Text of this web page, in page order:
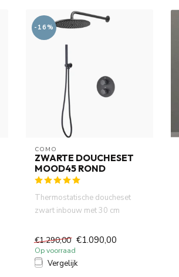
-16%
COMO
ZWARTE DOUCHESET
MOOD45 ROND
Thermostatische doucheset
zwart inbouw met 30 cm
complet...
€1.290,00 €1.090,00
Op voorraad
Vergelijk